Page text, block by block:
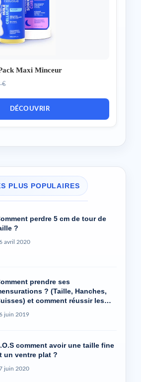
Maxi Minceur
€
DÉCOUVRIR
PLUS POPULAIRES
perdre 5 cm de tour de
?
avril 2020
prendre ses
? (Taille, Hanches,
et comment réussir les
juin 2019
comment avoir une taille fine
un ventre plat ?
juin 2020